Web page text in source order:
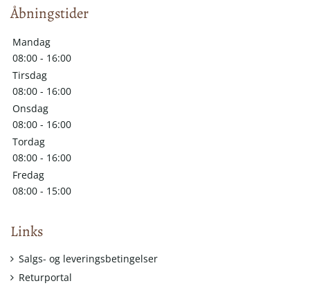
Åbningstider
Mandag
08:00 - 16:00
Tirsdag
08:00 - 16:00
Onsdag
08:00 - 16:00
Tordag
08:00 - 16:00
Fredag
08:00 - 15:00
Links
Salgs- og leveringsbetingelser
Returportal